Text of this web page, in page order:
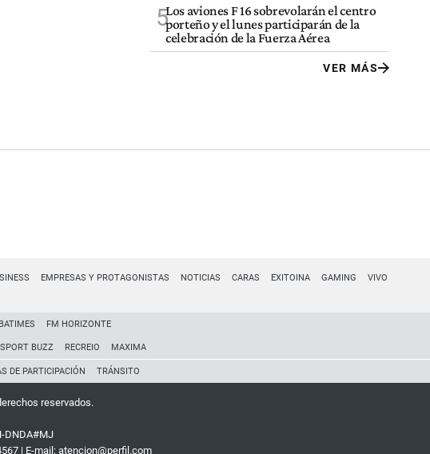
5Los aviones F 16 sobrevolarán el centro
porteño y el lunes participarán de la
celebración de la Fuerza Aérea
VER MÁS
EMPRESAS Y PROTAGONISTAS NOTICIAS CARAS EXITOINA GAMING VIVO
BATIMES FM HORIZONTE
SPORT BUZZ RECREIO MAXIMA
DE PARTICIPACIÓN TRÁNSITO
reservados.
DNDA#MJ
| E-mail: atencion@perfil.com